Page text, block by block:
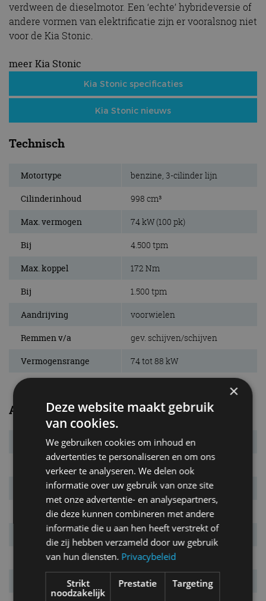
verdween de dieselmotor. Een ‘echte’ hybrideversie of
andere vormen van elektrificatie zijn er vooralsnog niet
voor de Kia Stonic.
meer Kia Stonic
Kia Stonic specificaties
Kia Stonic nieuws
Technisch
Motortype benzine, 3-cilinder lijn
Cilinderinhoud 998 cm³
Max. vermogen 74 kW (100 pk)
Bij 4.500 tpm
Max. koppel 172 Nm
Bij 1.500 tpm
Aandrijving voorwielen
Remmen v/a gev. schijven/schijven
Vermogensrange 74 tot 88 kW
Algemeen
Transmissie 6MT
Carrosserietype 5-drs. hatchback
Euro NCAP 3 sterren
Marktintroductie september 2017
Laatste facelift november 2025
Niet meer leverbaar sinds november 2025
7 jaar
×
Deze website maakt gebruik
van cookies.
We gebruiken cookies om inhoud en
advertenties te personaliseren en om ons
verkeer te analyseren. We delen ook
informatie over uw gebruik van onze site
met onze advertentie- en analysepartners,
die deze kunnen combineren met andere
informatie die u aan hen heeft verstrekt of
die zij hebben verzameld door uw gebruik
van hun diensten. Privacybeleid
Strikt
noodzakelijk
Prestatie Targeting